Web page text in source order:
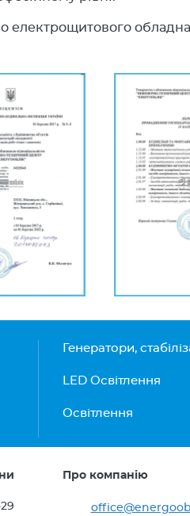
електрощитового
Генератори,
LED Освітлення
Освітлення
Про компанію